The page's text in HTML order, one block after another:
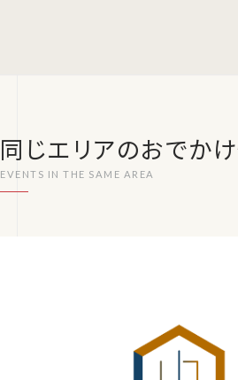
同じエリアのおでか